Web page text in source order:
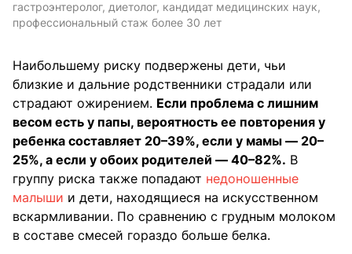
гастроэнтеролог, диетолог, кандидат медицинских наук,
профессиональный стаж более 30 лет
Наибольшему риску подвержены дети, чьи
близкие и дальние родственники страдали или
страдают ожирением. Если проблема с лишним
весом есть у папы, вероятность ее повторения у
ребенка составляет 20–39%, если у мамы — 20–
25%, а если у обоих родителей — 40–82%. В
группу риска также попадают недоношенные
малыши и дети, находящиеся на искусственном
вскармливании. По сравнению с грудным молоком
в составе смесей гораздо больше белка.